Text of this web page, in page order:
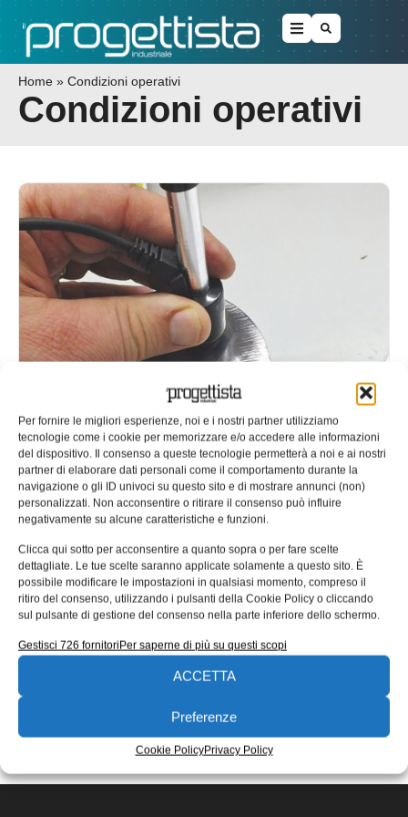
Per fornire le migliori esperienze, noi e i nostri partner utilizziamo
tecnologie come i cookie per memorizzare e/o accedere alle informazioni
del dispositivo. Il consenso a queste tecnologie permetterà a noi e ai nostri
partner di elaborare dati personali come il comportamento durante la
navigazione o gli ID univoci su questo sito e di mostrare annunci (non)
personalizzati. Non acconsentire o ritirare il consenso può influire
negativamente su alcune caratteristiche e funzioni.
Clicca qui sotto per acconsentire a quanto sopra o per fare scelte
dettagliate. Le tue scelte saranno applicate solamente a questo sito. È
possibile modificare le impostazioni in qualsiasi momento, compreso il
ritiro del consenso, utilizzando i pulsanti della Cookie Policy o cliccando
sul pulsante di gestione del consenso nella parte inferiore dello schermo.
Gestisci 726 fornitoriPer saperne di più su questi scopi
ACCETTA
Preferenze
Cookie PolicyPrivacy Policy
Home » Condizioni operativi
Condizioni operativi
Quaderni di progettazione: le
condizioni operative della durezza
Leeb
Tra tutte le caratteristiche meccaniche, la durezza è
indubbiamente quella il cui concetto è meno chiaro e
definito. Con il
EDICOLA WEB
ISCRIVITI ALLA NEWSLETTER